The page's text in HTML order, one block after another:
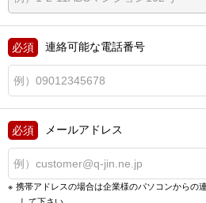
連絡可能な電話番号
メールアドレス
携帯アドレスの場合は企業様のパソコンからの